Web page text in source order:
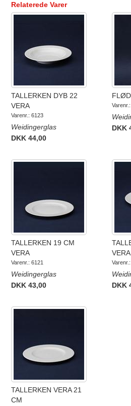
Relaterede Varer
TALLERKEN DYB 22
VERA
Varenr.: 6123
Weidingerglas
DKK 44,00
DKK
TALLERKEN 19 CM
VERA
Varenr.: 6121
Weidingerglas
DKK 43,00
VERA
DKK
TALLERKEN VERA 21
CM